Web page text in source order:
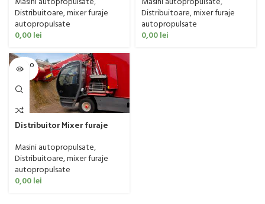
Distribuitoare, mixer furaje
autopropulsate
0,00lei
Distribuitoare, mixer furaje
autopropulsate
0,00lei
SOLD O
UT
Distribuitor Mixer furaje
Masini autopropulsate,
Distribuitoare, mixer furaje
autopropulsate
0,00lei